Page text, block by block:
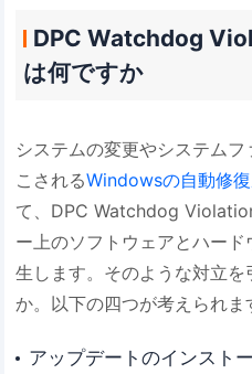
DPC Watchdog
は何ですか
システムの変更やシステム
こされるWindowsの自動修
て、DPC Watchdog
ー上のソフトウェアとハー
生します。そのような対立を
か。以下の四つが考えられま
アップデートのインスト